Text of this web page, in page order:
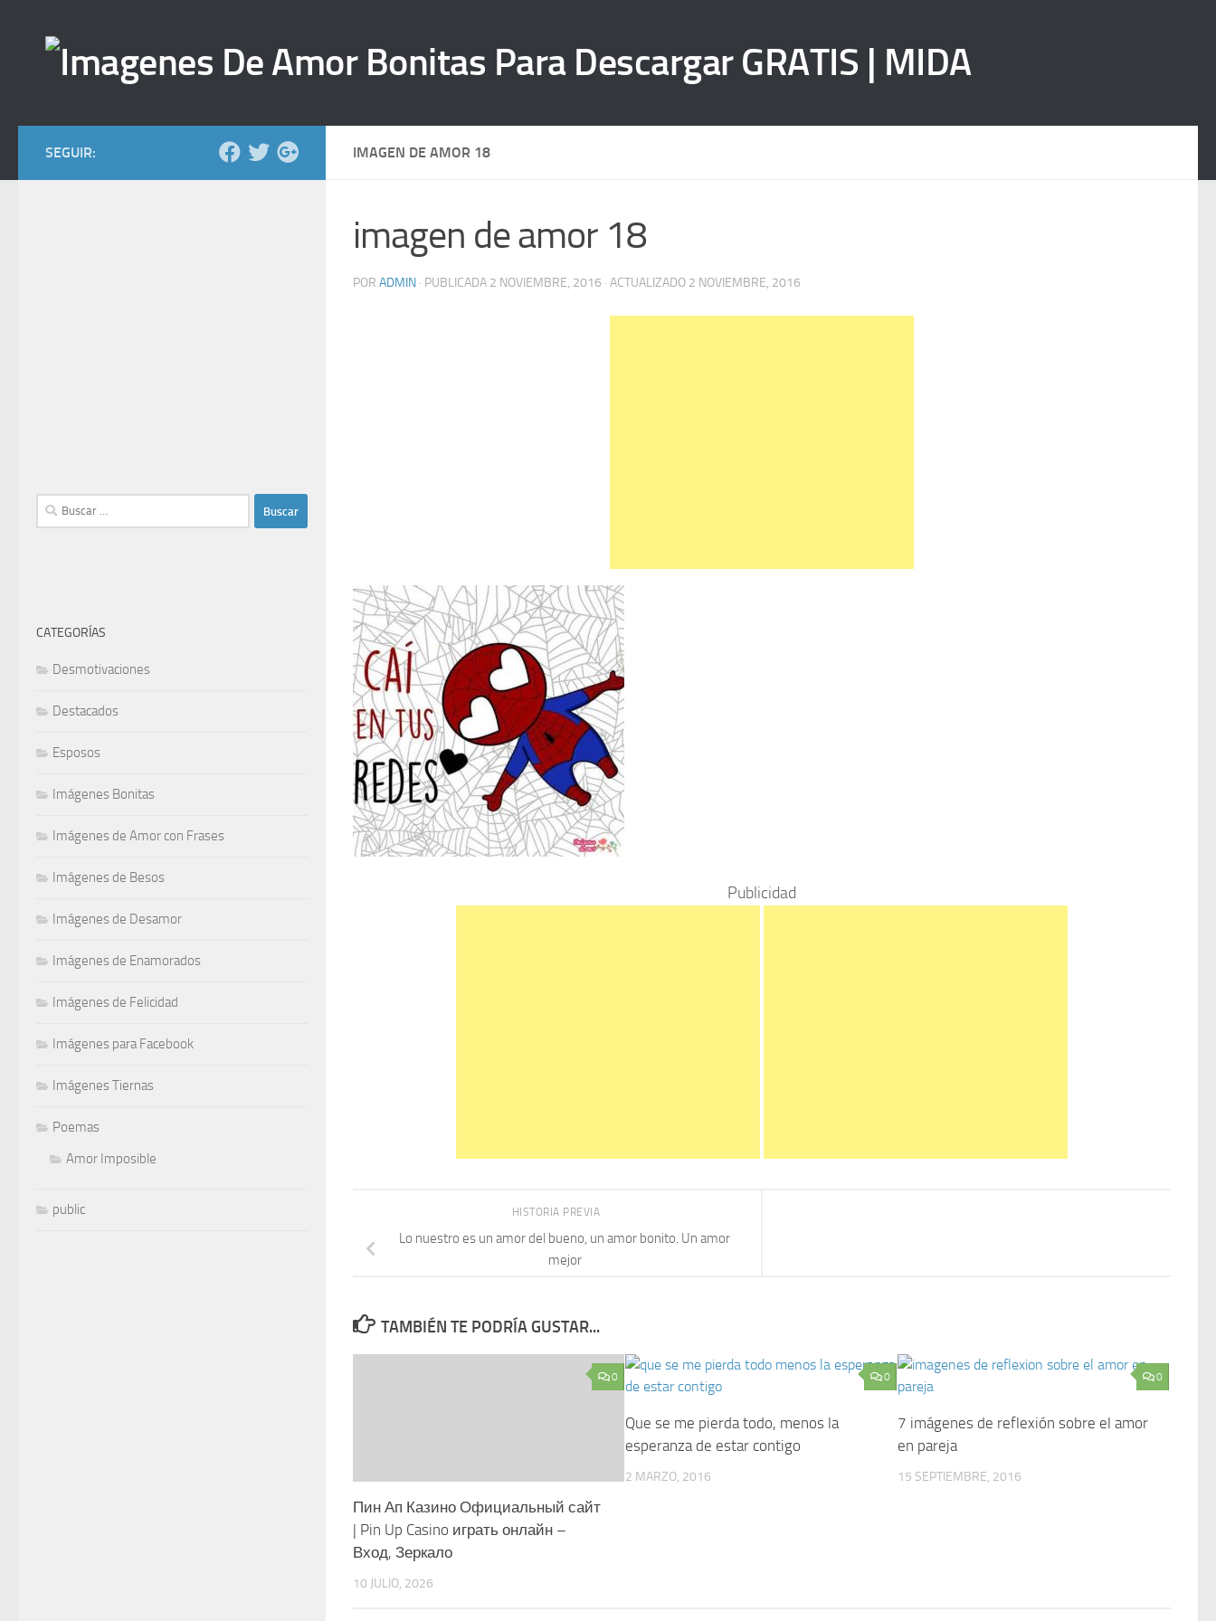
IMAGEN DE AMOR 18
imagen de amor 18
POR ADMIN · PUBLICADA 2 NOVIEMBRE, 2016 · ACTUALIZADO 2 NOVIEMBRE, 2016
Publicidad
HISTORIA PREVIA
Lo nuestro es un amor del bueno, un amor bonito. Un amor
mejor
TAMBIÉN TE PODRÍA GUSTAR...
0
Пин Ап Казино Официальный сайт
| Pin Up Casino играть онлайн –
Вход, Зеркало
10 JULIO, 2026
0
Que se me pierda todo, menos la
esperanza de estar contigo
2 MARZO, 2016
0
7 imágenes de reflexión sobre el amor
en pareja
15 SEPTIEMBRE, 2016
SEGUIR:
Buscar:
CATEGORÍAS
Desmotivaciones
Destacados
Esposos
Imágenes Bonitas
Imágenes de Amor con Frases
Imágenes de Besos
Imágenes de Desamor
Imágenes de Enamorados
Imágenes de Felicidad
Imágenes para Facebook
Imágenes Tiernas
Poemas
Amor Imposible
public